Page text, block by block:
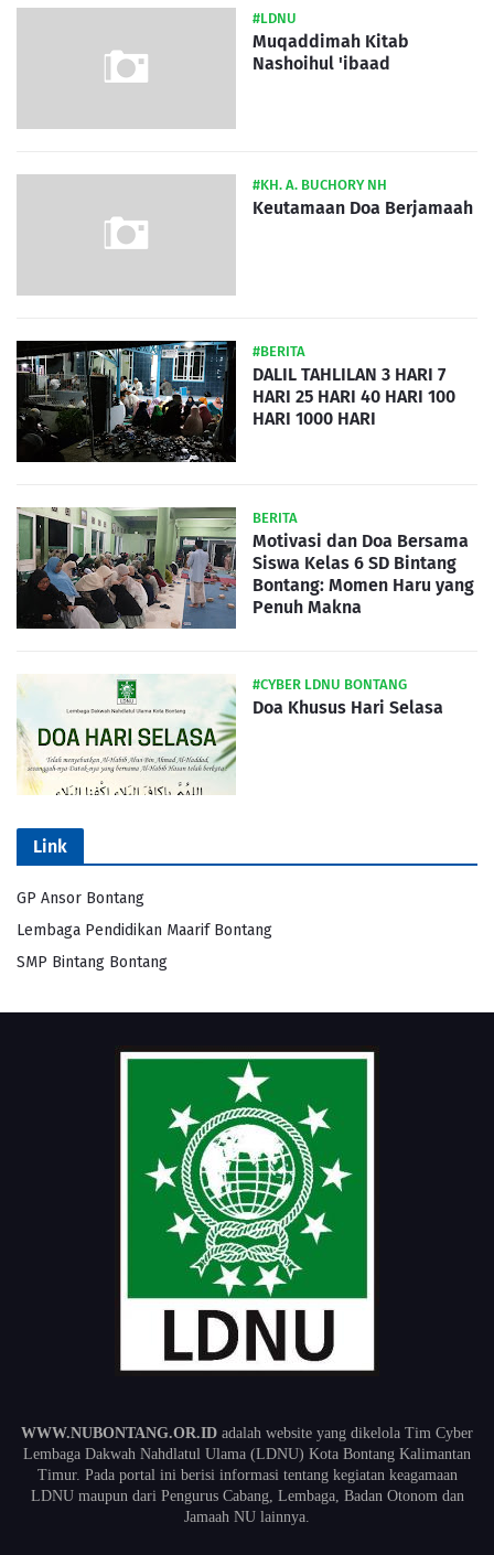
#LDNU
Muqaddimah Kitab
Nashoihul 'ibaad
#KH. A. BUCHORY NH
Keutamaan Doa Berjamaah
#BERITA
DALIL TAHLILAN 3 HARI 7
HARI 25 HARI 40 HARI 100
HARI 1000 HARI
BERITA
Motivasi dan Doa Bersama
Siswa Kelas 6 SD Bintang
Bontang: Momen Haru yang
Penuh Makna
#CYBER LDNU BONTANG
Doa Khusus Hari Selasa
Link
GP Ansor Bontang
Lembaga Pendidikan Maarif Bontang
SMP Bintang Bontang
WWW.NUBONTANG.OR.ID adalah website yang dikelola Tim Cyber
Lembaga Dakwah Nahdlatul Ulama (LDNU) Kota Bontang Kalimantan
Timur. Pada portal ini berisi informasi tentang kegiatan keagamaan
LDNU maupun dari Pengurus Cabang, Lembaga, Badan Otonom dan
Jamaah NU lainnya.